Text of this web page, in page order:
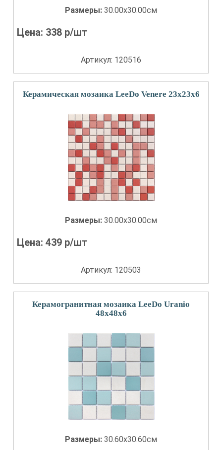
Размеры: 30.00x30.00см
Цена: 338 р/шт
Артикул: 120516
Керамическая мозаика LeeDo Venere 23x23x6
Размеры: 30.00x30.00см
Цена:439 р/шт
Артикул: 120503
Керамогранитная мозаика LeeDo Uranio
48x48x6
Размеры: 30.60x30.60см